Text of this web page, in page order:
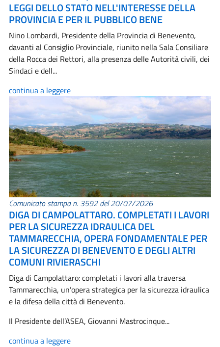
LEGGI DELLO STATO NELL'INTERESSE DELLA
PROVINCIA E PER IL PUBBLICO BENE
Nino Lombardi, Presidente della Provincia di Benevento,
davanti al Consiglio Provinciale, riunito nella Sala Consiliare
della Rocca dei Rettori, alla presenza delle Autorità civili, dei
Sindaci e dell...
continua a leggere
Comunicato stampa n. 3592 del 20/07/2026
DIGA DI CAMPOLATTARO. COMPLETATI I LAVORI
PER LA SICUREZZA IDRAULICA DEL
TAMMARECCHIA, OPERA FONDAMENTALE PER
LA SICUREZZA DI BENEVENTO E DEGLI ALTRI
COMUNI RIVIERASCHI
Diga di Campolattaro: completati i lavori alla traversa
Tammarecchia, un’opera strategica per la sicurezza idraulica
e la difesa della città di Benevento.
Il Presidente dell’ASEA, Giovanni Mastrocinque...
continua a leggere